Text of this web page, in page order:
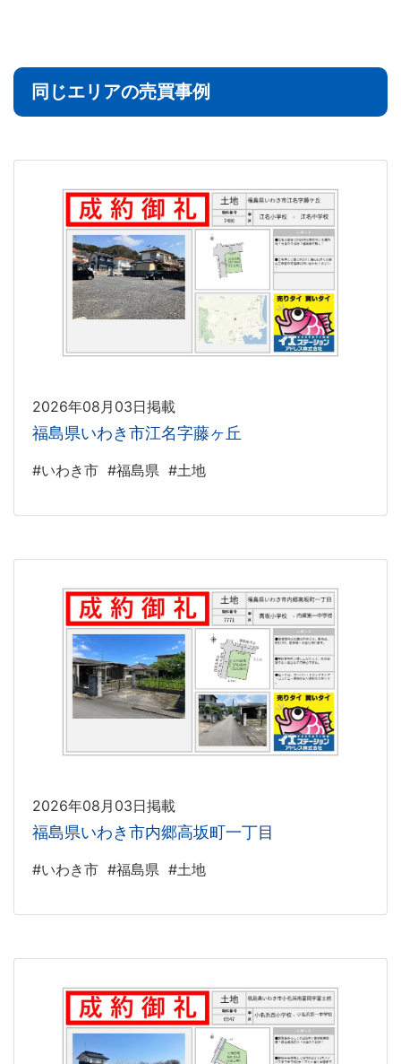
同じエリアの売買事例
2026年08月03日掲載
福島県いわき市江名字藤ヶ丘
#いわき市 #福島県 #土地
2026年08月03日掲載
福島県いわき市内郷高坂町一丁目
#いわき市 #福島県 #土地